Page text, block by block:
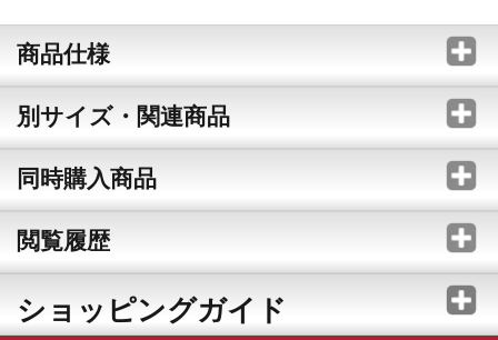
商品仕様
別サイズ・関連商品
同時購入商品
閲覧履歴
ショッピングガイド